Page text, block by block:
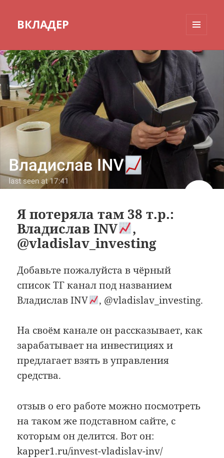
ВКЛАДЕР
ВИДЖЕТЫ
Я потеряла там 38 т.р.:
Владислав INV
,
@vladislav_investing
Добавьте пожалуйста в чёрный
список ТГ канал под названием
Владислав INV
, @vladislav_investing.
На своём канале он рассказывает, как
зарабатывает на инвестициях и
предлагает взять в управления
средства.
отзыв о его работе можно посмотреть
на таком же подставном сайте, с
которым он делится. Вот он:
kapper1.ru/invest-vladislav-inv/